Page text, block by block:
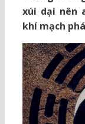
xúi dại nên
khí mạch